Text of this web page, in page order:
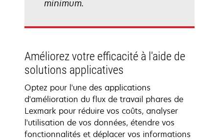
minimum.
Améliorez votre efficacité à l'aide de
solutions applicatives
Optez pour l'une des applications
d'amélioration du flux de travail phares de
Lexmark pour réduire vos coûts, analyser
l'utilisation de vos données, étendre vos
fonctionnalités et déplacer vos informations